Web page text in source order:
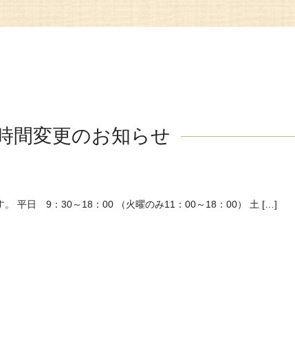
間変更のお知らせ
。 平日 9：30～18：00 （火曜のみ11：00～18：00） 土 […]